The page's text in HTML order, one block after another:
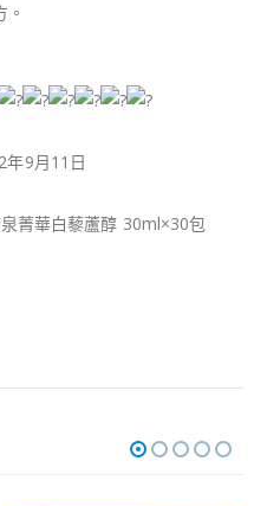
年9月11日
菁華白藜蘆醇 30ml×30包